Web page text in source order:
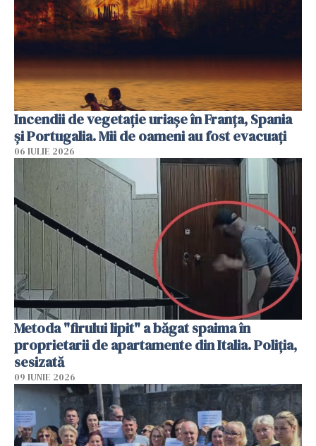
Incendii de vegetație uriașe în Franța, Spania
și Portugalia. Mii de oameni au fost evacuați
06 IULIE 2026
Metoda "firului lipit" a băgat spaima în
proprietarii de apartamente din Italia. Poliția,
sesizată
09 IUNIE 2026